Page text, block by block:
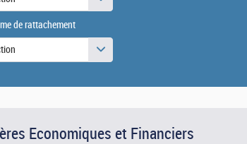
de rattachement
Economiques et Financiers